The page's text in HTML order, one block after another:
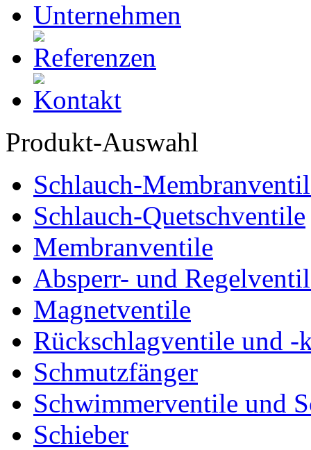
Produkt-Auswahl
Schlauch-
Schlauch-Quetschventile
Membranventile
Absperr- und
Magnetventile
Rückschlagventile und -
Schmutzfänger
Schwimmerventile und
Schieber